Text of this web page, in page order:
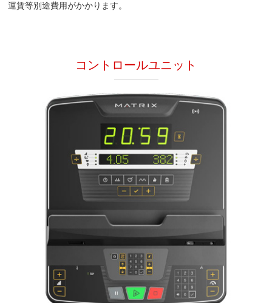
運賃等別途費用がかかります。
コントロールユニット